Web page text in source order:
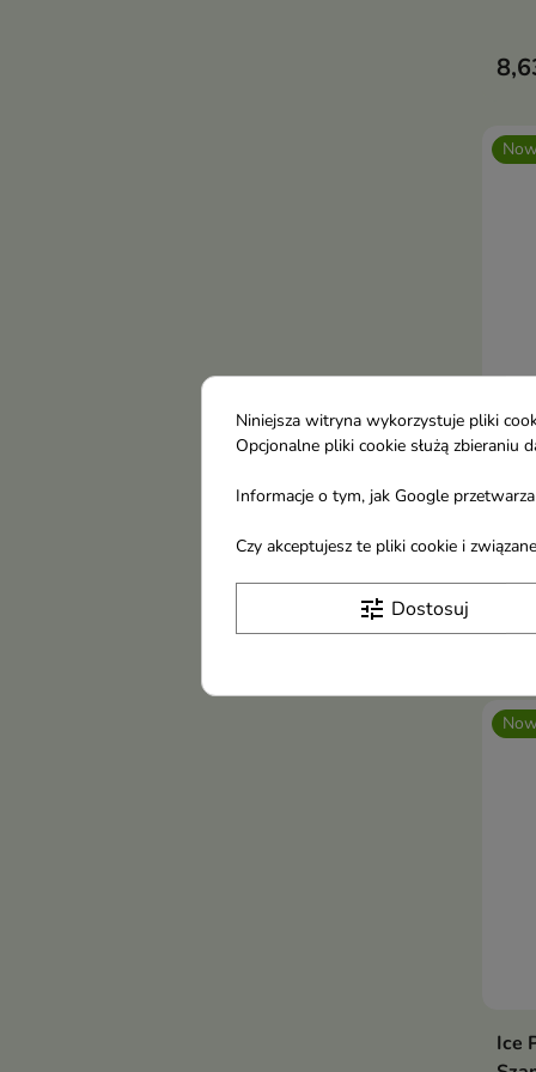
Ice
Niniejsza witryna wykorzystuje pliki
Opcjonalne pliki cookie służą
Informacje o tym, jak Google
Czy akceptujesz te pliki cookie i
tune Dostosuj